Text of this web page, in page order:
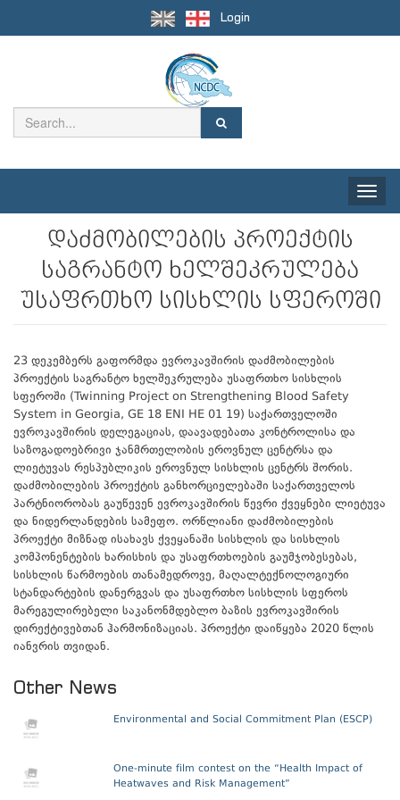
Login
Toggle
დაძმობილების პროექტის
საგრანტო ხელშეკრულება
უსაფრთხო სისხლის სფეროში
23 დეკემბერს გაფორმდა ევროკავშირის დაძმობილების
პროექტის საგრანტო ხელშეკრულება უსაფრთხო სისხლის
სფეროში (Twinning Project on Strengthening Blood Safety
System in Georgia, GE 18 ENI HE 01 19) საქართველოში
ევროკავშირის დელეგაციას, დაავადებათა კონტროლისა და
საზოგადოებრივი ჯანმრთელობის ეროვნულ ცენტრსა და
ლიეტუვას რესპუბლიკის ეროვნულ სისხლის ცენტრს შორის.
დაძმობილების პროექტის განხორციელებაში საქართველოს
პარტნიორობას გაუწევენ ევროკავშირის წევრი ქვეყნები ლიეტუვა
და ნიდერლანდების სამეფო. ორწლიანი დაძმობილების
პროექტი მიზნად ისახავს ქვეყანაში სისხლის და სისხლის
კომპონენტების ხარისხის და უსაფრთხოების გაუმჯობესებას,
სისხლის წარმოების თანამედროვე, მაღალტექნოლოგიური
სტანდარტების დანერგვას და უსაფრთხო სისხლის სფეროს
მარეგულირებელი საკანონმდებლო ბაზის ევროკავშირის
დირექტივებთან ჰარმონიზაციას. პროექტი დაიწყება 2020 წლის
იანვრის თვიდან.
Other News
Environmental and Social Commitment Plan (ESCP)
One-minute film contest on the “Health Impact of
Heatwaves and Risk Management”